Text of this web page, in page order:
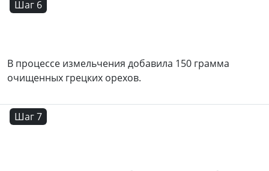
Шаг 6
В процессе измельчения добавила 150 грамма
очищенных грецких орехов.
Шаг 7